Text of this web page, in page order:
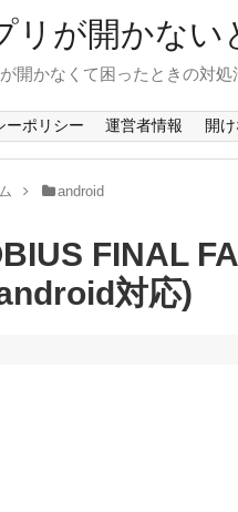
リが開かない
開かなくて困ったときの対処
ーポリシー 運営者情報 開
android
FINAL
対応)